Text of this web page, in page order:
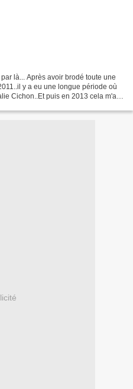
là... Après avoir brodé toute une
y a eu une longue période où
Cichon..Et puis en 2013 cela m'a